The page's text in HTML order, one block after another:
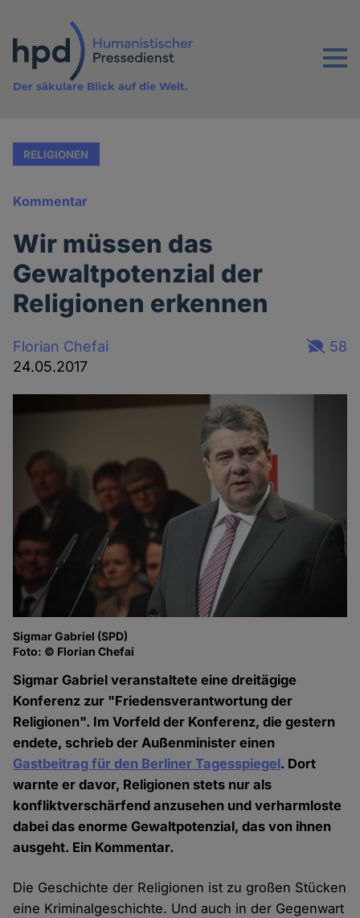
Inhalt
Menu
Der säkulare Blick auf die Welt.
RELIGIONEN
Kommentar
Wir müssen das
Gewaltpotenzial der
Religionen erkennen
Florian Chefai
24.05.2017
58
Sigmar Gabriel (SPD)
Foto: © Florian Chefai
Sigmar Gabriel veranstaltete eine dreitägige
Konferenz zur "Friedensverantwortung der
Religionen". Im Vorfeld der Konferenz, die gestern
endete, schrieb der Außenminister einen
Gastbeitrag für den Berliner Tagesspiegel. Dort
warnte er davor, Religionen stets nur als
konfliktverschärfend anzusehen und verharmloste
dabei das enorme Gewaltpotenzial, das von ihnen
ausgeht. Ein Kommentar.
Die Geschichte der Religionen ist zu großen Stücken
eine Kriminalgeschichte. Und auch in der Gegenwart